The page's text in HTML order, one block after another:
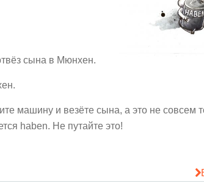
сына в Мюнхен.
машину и везёте сына, а это не совсем
haben. Не путайте это!